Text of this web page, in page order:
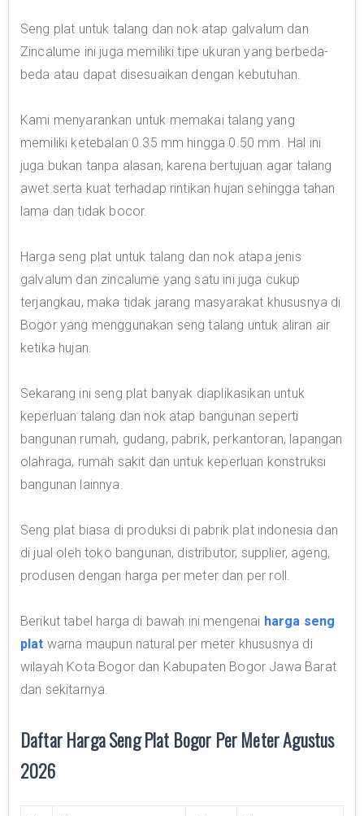
Seng plat untuk talang dan nok atap galvalum dan
Zincalume ini juga memiliki tipe ukuran yang berbeda-
beda atau dapat disesuaikan dengan kebutuhan.
Kami menyarankan untuk memakai talang yang
memiliki ketebalan 0.35 mm hingga 0.50 mm. Hal ini
juga bukan tanpa alasan, karena bertujuan agar talang
awet serta kuat terhadap rintikan hujan sehingga tahan
lama dan tidak bocor.
Harga seng plat untuk talang dan nok atapa jenis
galvalum dan zincalume yang satu ini juga cukup
terjangkau, maka tidak jarang masyarakat khususnya di
Bogor yang menggunakan seng talang untuk aliran air
ketika hujan.
Sekarang ini seng plat banyak diaplikasikan untuk
keperluan talang dan nok atap bangunan seperti
bangunan rumah, gudang, pabrik, perkantoran, lapangan
olahraga, rumah sakit dan untuk keperluan konstruksi
bangunan lainnya.
Seng plat biasa di produksi di pabrik plat indonesia dan
di jual oleh toko bangunan, distributor, supplier, ageng,
produsen dengan harga per meter dan per roll.
Berikut tabel harga di bawah ini mengenai harga seng
plat warna maupun natural per meter khususnya di
wilayah Kota Bogor dan Kabupaten Bogor Jawa Barat
dan sekitarnya.
Daftar Harga Seng Plat Bogor Per Meter Agustus
2026